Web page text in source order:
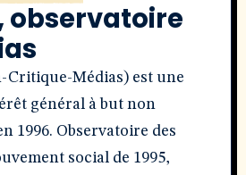
observatoire
Médias) est une
général à but non
1996. Observatoire des
social de 1995,